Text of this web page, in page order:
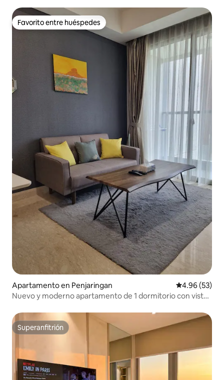
Favorito entre huéspedes
Favorito entre huéspedes
Apartamento en Penjaringan Calificación
4.96 (53)
Nuevo y moderno apartamento de 1 dormitorio con vistas
Superanfitrión
Superanfitrión